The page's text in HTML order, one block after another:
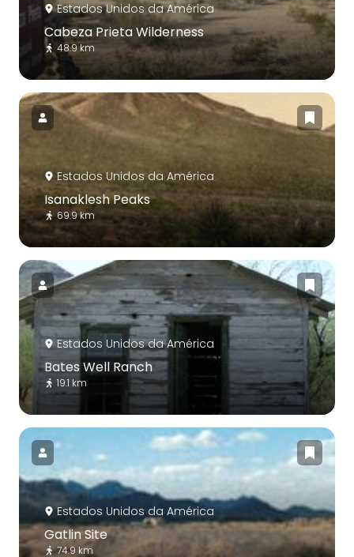
Estados Unidos da América
Cabeza Prieta Wilderness
48.9 km
Estados Unidos da América
Isanaklesh Peaks
69.9 km
Estados Unidos da América
Bates Well Ranch
19.1 km
Estados Unidos da América
Gatlin Site
74.9 km